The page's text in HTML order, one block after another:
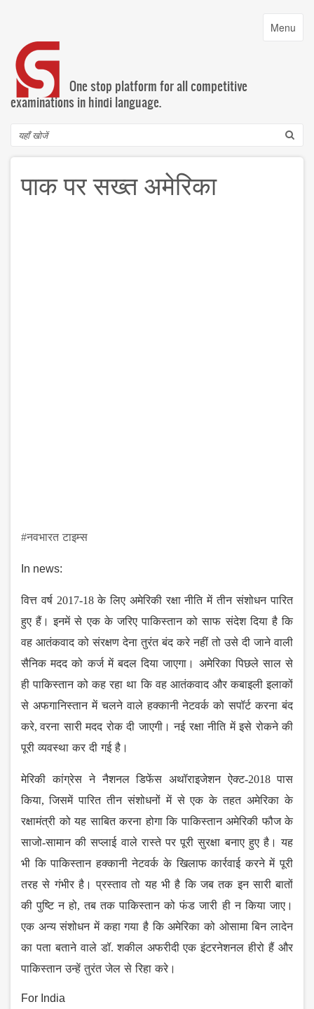
content
Toggle
Menu
One stop platform for all competitive
examinations in hindi language.
Search
पाक पर सख्त अमेरिका
#नवभारत टाइम्स
In news:
वित्त वर्ष 2017-18के लिए अमेरिकी रक्षा नीति में तीन संशोधन पारित
हुए हैं। इनमें से एक के जरिए पाकिस्तान को साफ संदेश दिया है कि
वह आतंकवाद को संरक्षण देना तुरंत बंद करे नहीं तो उसे दी जाने वाली
सैनिक मदद को कर्ज में बदल दिया जाएगा। अमेरिका पिछले साल से
ही पाकिस्तान को कह रहा था कि वह आतंकवाद और कबाइली इलाकों
से अफगानिस्तान में चलने वाले हक्कानी नेटवर्क को सपॉर्ट करना बंद
करे,वरना सारी मदद रोक दी जाएगी। नई रक्षा नीति में इसे रोकने की
पूरी व्यवस्था कर दी गई है।
मेरिकी कांग्रेस ने नैशनल डिफेंस अथॉराइजेशन ऐक्ट-2018पास
किया,जिसमें पारित तीन संशोधनों में से एक के तहत अमेरिका के
रक्षामंत्री को यह साबित करना होगा कि पाकिस्तान अमेरिकी फौज के
साजो-सामान की सप्लाई वाले रास्ते पर पूरी सुरक्षा बनाए हुए है। यह
भी कि पाकिस्तान हक्कानी नेटवर्क के खिलाफ कार्रवाई करने में पूरी
तरह से गंभीर है। प्रस्ताव तो यह भी है कि जब तक इन सारी बातों
की पुष्टि न हो,तब तक पाकिस्तान को फंड जारी ही न किया जाए।
एक अन्य संशोधन में कहा गया है कि अमेरिका को ओसामा बिन लादेन
का पता बताने वाले डॉ.शकील अफरीदी एक इंटरनेशनल हीरो हैं और
पाकिस्तान उन्हें तुरंत जेल से रिहा करे।
For India